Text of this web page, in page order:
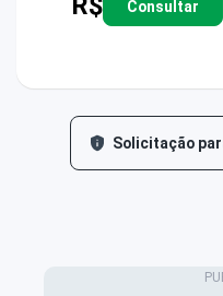
Consultar
Solicitação